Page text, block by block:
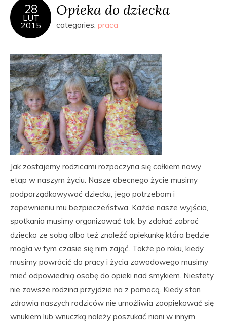
28
LUT
2015
Opieka do dziecka
categories: praca
Jak zostajemy rodzicami rozpoczyna się całkiem nowy
etap w naszym życiu. Nasze obecnego życie musimy
podporządkowywać dziecku, jego potrzebom i
zapewnieniu mu bezpieczeństwa. Każde nasze wyjścia,
spotkania musimy organizować tak, by zdołać zabrać
dziecko ze sobą albo też znaleźć opiekunkę która będzie
mogła w tym czasie się nim zająć. Także po roku, kiedy
musimy powrócić do pracy i życia zawodowego musimy
mieć odpowiednią osobę do opieki nad smykiem. Niestety
nie zawsze rodzina przyjdzie na z pomocą. Kiedy stan
zdrowia naszych rodziców nie umożliwia zaopiekować się
wnukiem lub wnuczką należy poszukać niani w innym